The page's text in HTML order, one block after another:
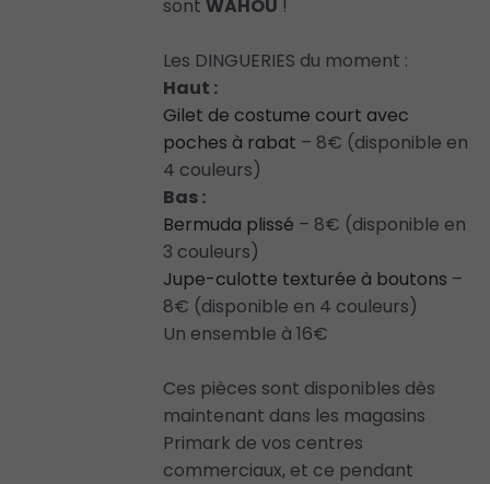
sont WAHOU !
Les DINGUERIES du moment :
Haut :
Gilet de costume court avec
poches à rabat – 8€ (disponible en
4 couleurs)
Bas :
Bermuda plissé – 8€ (disponible en
3 couleurs)
Jupe-culotte texturée à boutons –
8€ (disponible en 4 couleurs)
Un ensemble à 16€
Ces pièces sont disponibles dès
maintenant dans les magasins
Primark de vos centres
commerciaux, et ce pendant